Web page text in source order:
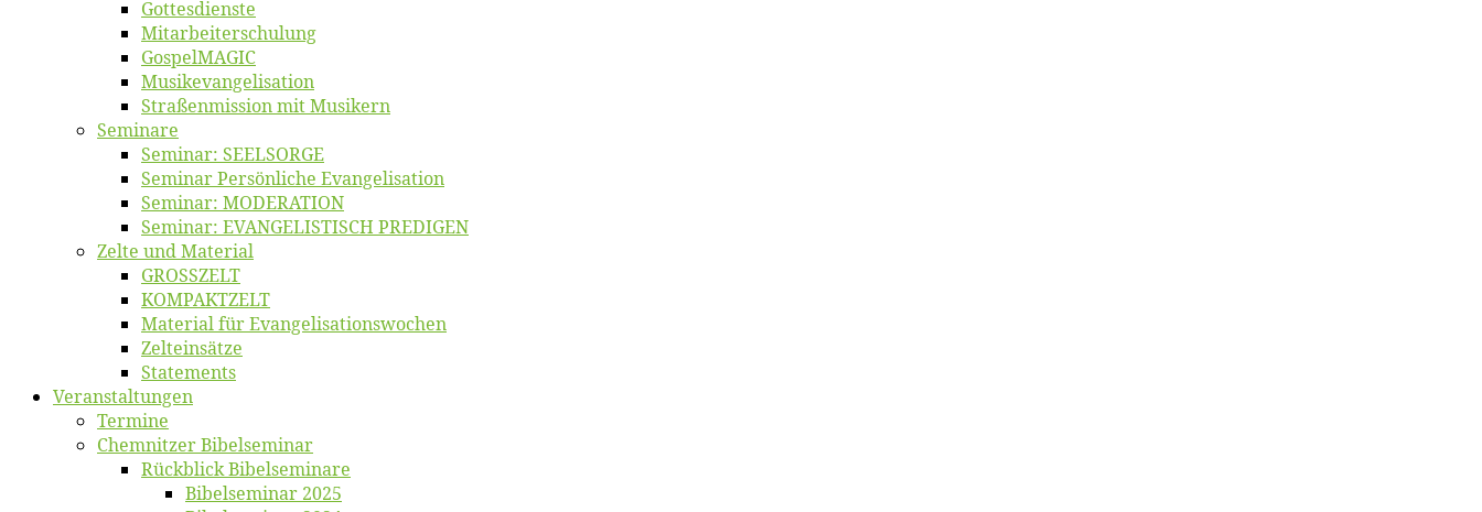
Got­tes­diens­te
Mitarbeiter­schulung
Gos­pel­MA­GIC
Musikevan­ge­li­sa­tion
Straßenmis­sion mit Musikern
Se­mi­na­re
Se­mi­nar: SEELSORGE
Se­mi­nar Per­sön­li­che Evangelisation
Se­mi­nar: MODERATION
Se­mi­nar: EVANGELISTISCH PREDIGEN
Zel­te und Material
GROSSZELT
KOMPAKTZELT
Ma­te­ri­al für Evangelisationswochen
Zelt­ein­sät­ze
State­ments
Ver­an­stal­tun­gen
Ter­mi­ne
Chemnit­zer Bibelseminar
Rück­blick Bibelseminare
Bi­bel­se­mi­nar 2025